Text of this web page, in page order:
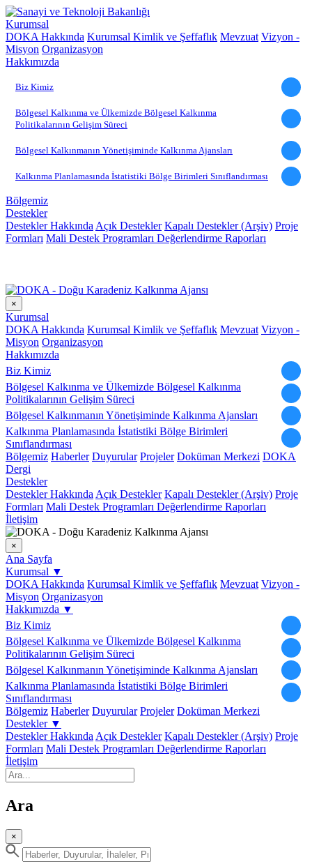
Kurumsal
DOKA Hakkında Kurumsal Kimlik ve Şeffaflık Mevzuat Vizyon -
Misyon Organizasyon
Hakkımızda
Biz Kimiz
Bölgesel Kalkınma ve Ülkemizde Bölgesel Kalkınma
Politikalarının Gelişim Süreci
Bölgesel Kalkınmanın Yönetişiminde Kalkınma Ajansları
Kalkınma Planlamasında İstatistiki Bölge Birimleri Sınıflandırması
Bölgemiz
Destekler
Destekler Hakkında Açık Destekler Kapalı Destekler (Arşiv) Proje
Formları Mali Destek Programları Değerlendirme Raporları
×
Kurumsal
DOKA Hakkında Kurumsal Kimlik ve Şeffaflık Mevzuat Vizyon -
Misyon Organizasyon
Hakkımızda
Biz Kimiz
Bölgesel Kalkınma ve Ülkemizde Bölgesel Kalkınma
Politikalarının Gelişim Süreci
Bölgesel Kalkınmanın Yönetişiminde Kalkınma Ajansları
Kalkınma Planlamasında İstatistiki Bölge Birimleri
Sınıflandırması
Bölgemiz Haberler Duyurular Projeler Doküman Merkezi DOKA
Dergi
Destekler
Destekler Hakkında Açık Destekler Kapalı Destekler (Arşiv) Proje
Formları Mali Destek Programları Değerlendirme Raporları
İletişim
×
Ana Sayfa
Kurumsal ▼
DOKA Hakkında Kurumsal Kimlik ve Şeffaflık Mevzuat Vizyon -
Misyon Organizasyon
Hakkımızda ▼
Biz Kimiz
Bölgesel Kalkınma ve Ülkemizde Bölgesel Kalkınma
Politikalarının Gelişim Süreci
Bölgesel Kalkınmanın Yönetişiminde Kalkınma Ajansları
Kalkınma Planlamasında İstatistiki Bölge Birimleri
Sınıflandırması
Bölgemiz Haberler Duyurular Projeler Doküman Merkezi
Destekler ▼
Destekler Hakkında Açık Destekler Kapalı Destekler (Arşiv) Proje
Formları Mali Destek Programları Değerlendirme Raporları
İletişim
Ara
×